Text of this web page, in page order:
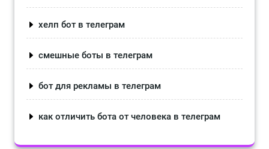
хелп бот в телеграм
смешные боты в телеграм
бот для рекламы в телеграм
как отличить бота от человека в телеграм